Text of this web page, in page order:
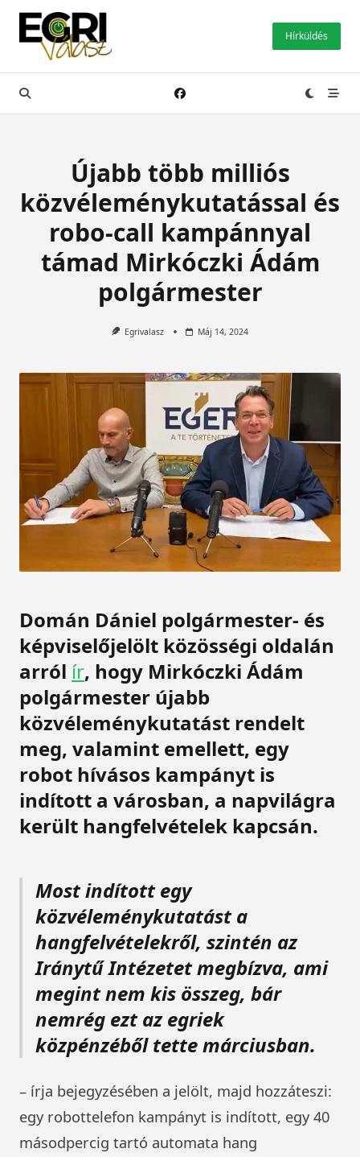
Skip
content
Hírküldés
Újabb több milliós
közvéleménykutatással és
robo-call kampánnyal
támad Mirkóczki Ádám
polgármester
Egrivalasz Máj 14, 2024
Domán Dániel polgármester- és
képviselőjelölt közösségi oldalán
arról ír, hogy Mirkóczki Ádám
polgármester újabb
közvéleménykutatást rendelt
meg, valamint emellett, egy
robot hívásos kampányt is
indított a városban, a napvilágra
került hangfelvételek kapcsán.
Most indított egy
közvéleménykutatást a
hangfelvételekről, szintén az
Iránytű Intézetet megbízva, ami
megint nem kis összeg, bár
nemrég ezt az egriek
közpénzéből tette márciusban.
– írja bejegyzésében a jelölt, majd hozzáteszi:
egy robottelefon kampányt is indított, egy 40
másodpercig tartó automata hang